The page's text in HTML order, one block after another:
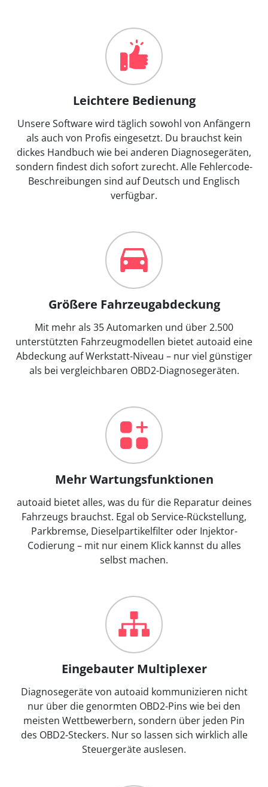
Leichtere Bedienung
Unsere Software wird täglich sowohl von Anfängern
als auch von Profis eingesetzt. Du brauchst kein
dickes Handbuch wie bei anderen Diagnosegeräten,
sondern findest dich sofort zurecht. Alle Fehlercode-
Beschreibungen sind auf Deutsch und Englisch
verfügbar.
Größere Fahrzeugabdeckung
Mit mehr als 35 Automarken und über 2.500
unterstützten Fahrzeugmodellen bietet autoaid eine
Abdeckung auf Werkstatt-Niveau – nur viel günstiger
als bei vergleichbaren OBD2-Diagnosegeräten.
Mehr Wartungsfunktionen
autoaid bietet alles, was du für die Reparatur deines
Fahrzeugs brauchst. Egal ob Service-Rückstellung,
Parkbremse, Dieselpartikelfilter oder Injektor-
Codierung – mit nur einem Klick kannst du alles
selbst machen.
Eingebauter Multiplexer
Diagnosegeräte von autoaid kommunizieren nicht
nur über die genormten OBD2-Pins wie bei den
meisten Wettbewerbern, sondern über jeden Pin
des OBD2-Steckers. Nur so lassen sich wirklich alle
Steuergeräte auslesen.